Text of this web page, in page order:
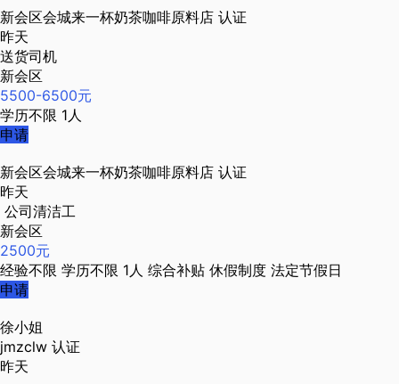
新会区会城来一杯奶茶咖啡原料店 认证
昨天
送货司机
新会区
5500-6500元
学历不限 1人
申请
新会区会城来一杯奶茶咖啡原料店 认证
昨天
公司清洁工
新会区
2500元
经验不限 学历不限 1人 综合补贴 休假制度 法定节假日
申请
徐小姐
jmzclw 认证
昨天